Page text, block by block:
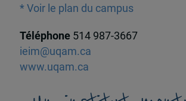
* Voir le plan du campus
Téléphone 514 987-3667
ieim@uqam.ca
www.uqam.ca